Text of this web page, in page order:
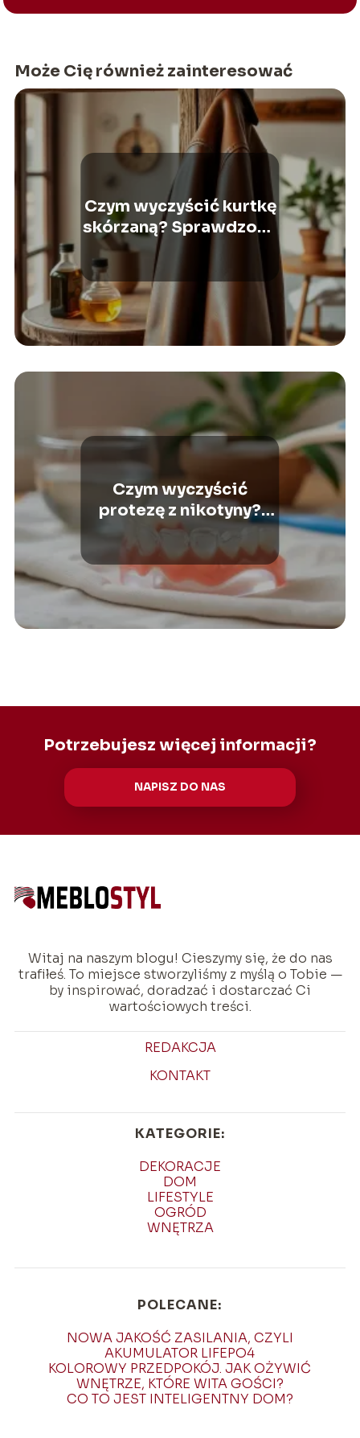
Może Cię również zainteresować
Czym wyczyścić kurtkę
skórzaną? Sprawdzone
metody i porady
Czym wyczyścić
protezę z nikotyny?
Skuteczne metody i
porady
Potrzebujesz więcej informacji?
NAPISZ DO NAS
Witaj na naszym blogu! Cieszymy się, że do nas
trafiłeś. To miejsce stworzyliśmy z myślą o Tobie —
by inspirować, doradzać i dostarczać Ci
wartościowych treści.
REDAKCJA
KONTAKT
KATEGORIE:
DEKORACJE
DOM
LIFESTYLE
OGRÓD
WNĘTRZA
POLECANE:
NOWA JAKOŚĆ ZASILANIA, CZYLI
AKUMULATOR LIFEPO4
KOLOROWY PRZEDPOKÓJ. JAK OŻYWIĆ
WNĘTRZE, KTÓRE WITA GOŚCI?
CO TO JEST INTELIGENTNY DOM?